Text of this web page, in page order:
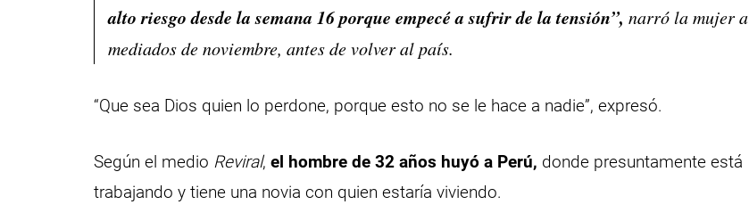
alto riesgo desde la semana 16 porque empecé a sufrir de la tensión”, narró la mujer a
mediados de noviembre, antes de volver al país.
“Que sea Dios quien lo perdone, porque esto no se le hace a nadie”, expresó.
Según el medio Reviral,el hombre de 32 años huyó a Perú, donde presuntamente está
trabajando y tiene una novia con quien estaría viviendo.